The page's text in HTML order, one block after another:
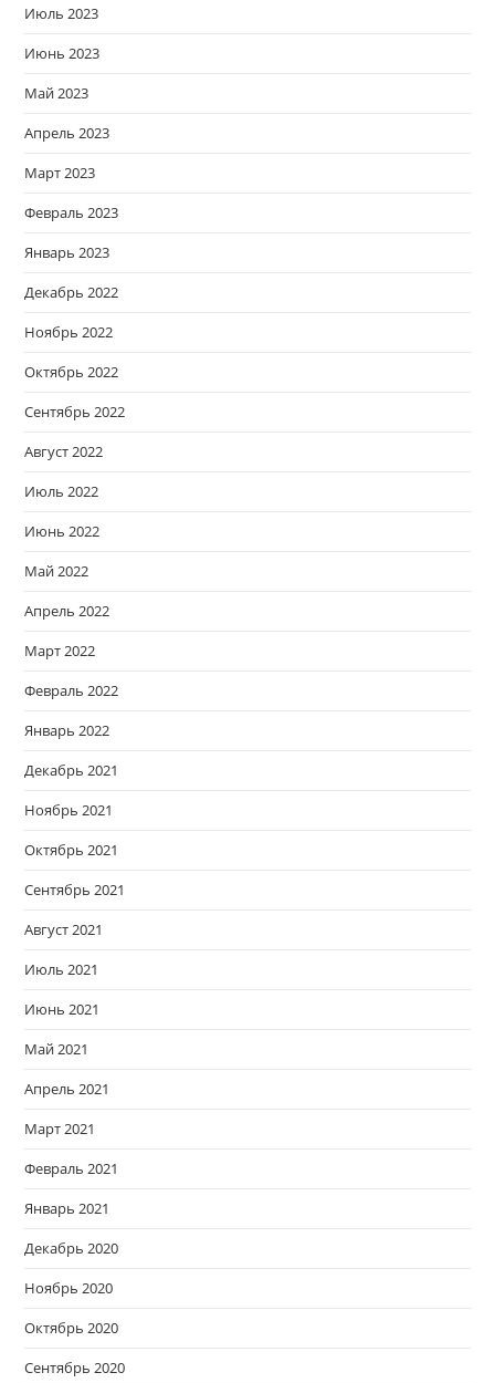
Июль 2023
Июнь 2023
Май 2023
Апрель 2023
Март 2023
Февраль 2023
Январь 2023
Декабрь 2022
Ноябрь 2022
Октябрь 2022
Сентябрь 2022
Август 2022
Июль 2022
Июнь 2022
Май 2022
Апрель 2022
Март 2022
Февраль 2022
Январь 2022
Декабрь 2021
Ноябрь 2021
Октябрь 2021
Сентябрь 2021
Август 2021
Июль 2021
Июнь 2021
Май 2021
Апрель 2021
Март 2021
Февраль 2021
Январь 2021
Декабрь 2020
Ноябрь 2020
Октябрь 2020
Сентябрь 2020